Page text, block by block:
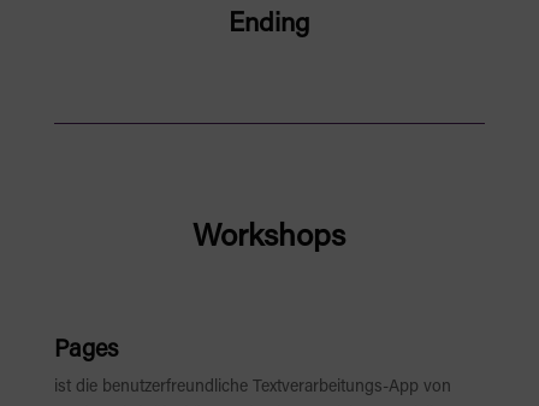
Ending
Workshops
Pages
ist die benutzerfreundliche Textverarbeitungs-App von